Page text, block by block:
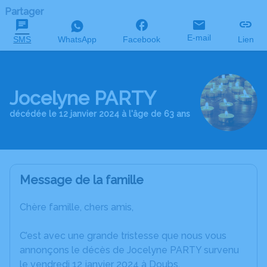
Partager
SMS WhatsApp Facebook E-mail Lien
Jocelyne PARTY
décédée le 12 janvier 2024 à l'âge de 63 ans
Message de la famille
Chère famille, chers amis,
C’est avec une grande tristesse que nous vous
annonçons le décès de Jocelyne PARTY survenu
le vendredi 12 janvier 2024 à Doubs.